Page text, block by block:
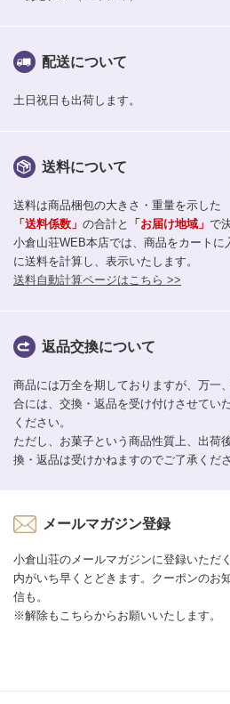
配送について
土日祝日も出荷します。
送料について
送料は商品梱包の大きさ・重量を示した
「送料係数」 の合計と 「お届け地域」 で
小倉山荘WEB本店では、商品をカートに
に送料を計算し、表示いたします。
送料自動計算ページはこちら >>
返品交換について
商品には万全を期しておりますが、万一
合には、交換・返品を受け付けさせてい
ください。
ただし、お菓子という商品性質上、出荷
換・返品は受けかねますのでご了承くださ
メールマガジン登録
小倉山荘のメールマガジンに登録いただ
内がいち早くとどきます。クーポンのお
信も。
※解除もこちらからお願いいたします。